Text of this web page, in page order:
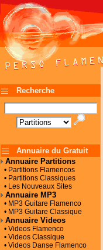
Recherche
Annuaire du Gratuit
Annuaire Partitions
• Partitions Flamencos
• Partitions Classiques
• Les Nouveaux Sites
Annuaire MP3
• MP3 Guitare Flamenco
• MP3 Guitare Classique
Annuaire Videos
• Videos Flamenco
• Videos Classique
• Videos Danse Flamenco